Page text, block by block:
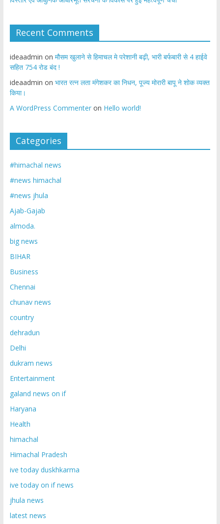
Recent Comments
ideaadmin on मौसम खुलाने से हिमाचल मे परेशानी बढ़ी, भारी बर्फबारी से 4 हाईवे
सहित 754 रोड बंद !
ideaadmin on भारत रत्न लता मंगेशकर का निधन, पूज्य मोरारी बापू ने शोक व्यक्त
किया।
A WordPress Commenteron Hello world!
Categories
#himachal news
#news himachal
#news jhula
Ajab-Gajab
almoda.
big news
BIHAR
Business
Chennai
chunav news
country
dehradun
Delhi
dukram news
Entertainment
galand news on if
Haryana
Health
himachal
Himachal Pradesh
ive today duskhkarma
ive today on if news
jhula news
latest news